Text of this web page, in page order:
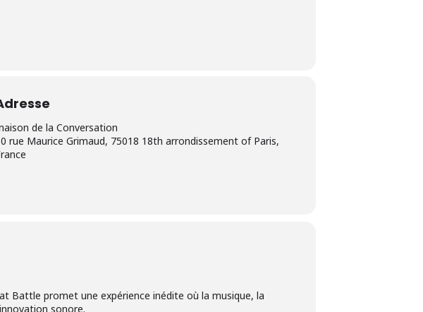
de la Conversation
rue Maurice Grimaud, 75018 18th arrondissement of Paris,
Battle promet une expérience inédite où la musique, la
sonore.